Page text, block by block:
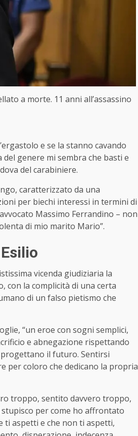
a morte. 11 anni all’assassino
e se la stanno cavando
genere mi sembra che basti e
del carabiniere.
caratterizzato da una
per biechi interessi in termini di
Massimo Ferrandino – non
di mio marito Mario”.
vicenda giudiziaria la
con la complicità di una certa
di un falso pietismo che
“un eroe con sogni semplici,
e abnegazione rispettando
progettano il futuro. Sentirsi
per coloro che dedicano la propria
troppo, sentito davvero troppo,
per come ho affrontato
ti aspetti e che non ti aspetti,